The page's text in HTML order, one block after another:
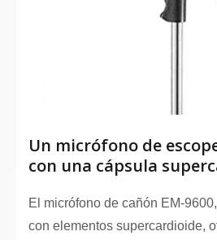
Un micrófono de
con una cápsula
El micrófono de cañón EM-
con elementos supercardioide,